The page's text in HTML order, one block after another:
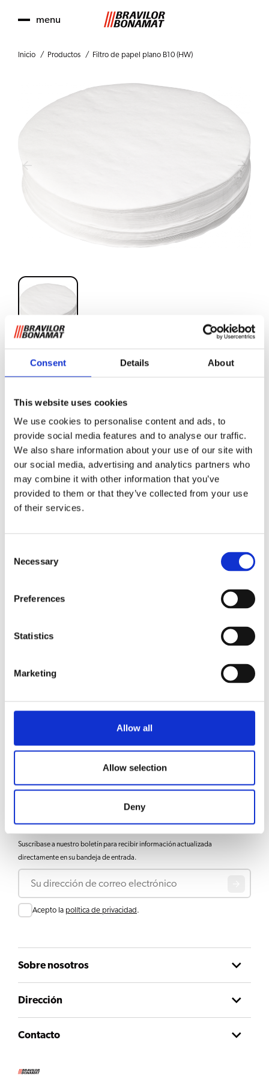
Consent Details About
This website uses cookies
We use cookies to personalise content and ads, to
provide social media features and to analyse our traffic.
We also share information about your use of our site with
our social media, advertising and analytics partners who
may combine it with other information that you’ve
provided to them or that they’ve collected from your use
of their services.
Selection
Necessary
Preferences
Statistics
Marketing
Allow all
Allow selection
Deny
menu
Inicio Productos Filtro de papel plano B10 (HW)
Filtro de papel plano B10
(HW)
Estos filtros garantizan una distribución óptima del café y
un aroma delicioso. Debido a su forma y volumen, son la
solución óptima para café molido más grueso. Caja de 6 x
250 filtros (1500 piezas en total).
Solicitar información
Ver producto
Ver producto
Suscríbase a nuestro boletín para recibir información actualizada
directamente en su bandeja de entrada.
Correo electrónico
Consentir
Acepto la política de privacidad .
Sobre nosotros
Dirección
Contacto